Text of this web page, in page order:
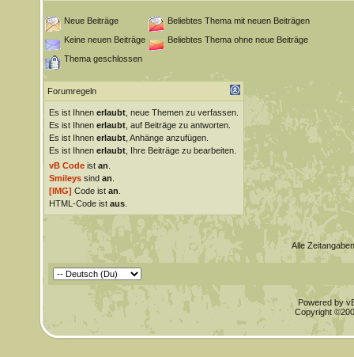
Neue Beiträge
Beliebtes Thema mit neuen Beiträgen
Keine neuen Beiträge
Beliebtes Thema ohne neue Beiträge
Thema geschlossen
Forumregeln
Es ist Ihnen erlaubt, neue Themen zu verfassen.
Es ist Ihnen erlaubt, auf Beiträge zu antworten.
Es ist Ihnen erlaubt, Anhänge anzufügen.
Es ist Ihnen erlaubt, Ihre Beiträge zu bearbeiten.
vB Codeist an
Smileyssind an
[IMG] Code ist an
HTML-Code ist aus.
Alle
Powered by
Copyright